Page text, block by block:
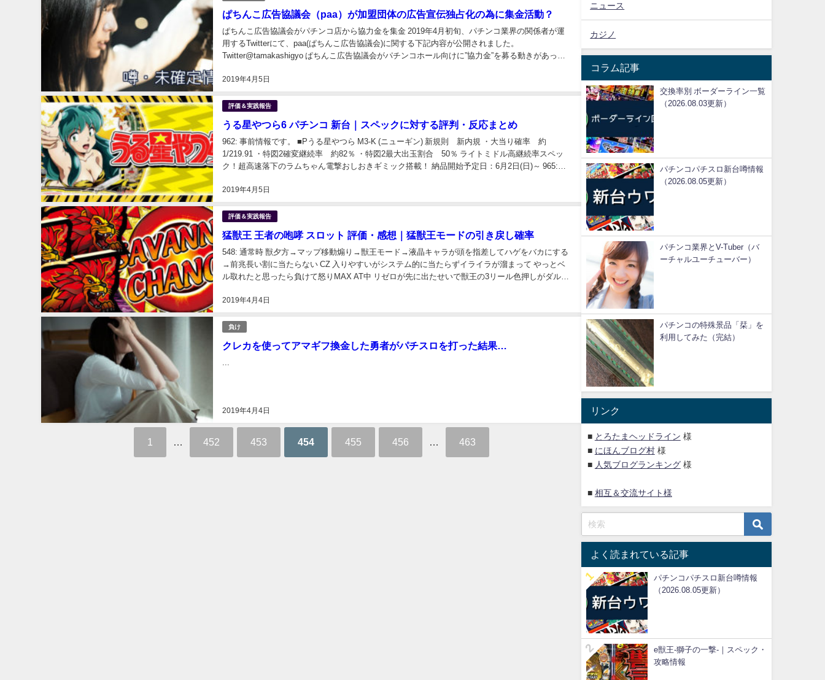
ぱちんこ広告協議会（paa）が加盟団体の広告宣伝独占化の為に集金活動？
2019年4月5日
ぱちんこ広告協議会がパチンコ店から協力金を集金 2019年4月初旬、パチンコ業界の関係者が運
用するTwitterにて、paa(ぱちんこ広告協議会)に関する下記内容が公開されました。
Twitter@tamakashigyo ぱちんこ広告協議会がパチンコホール向けに”協力金”を募る動きがあった
評価＆実践報告
うる星やつら6 パチンコ 新台｜スペックに対する評判・反応まとめ
2019年4月5日
962: 事前情報です。 ■Pうる星やつら M3-K (ニューギン) 新規則 新内規 ・大当り確率 約
1/219.91 ・特図2確変継続率 約82％ ・特図2最大出玉割合 50％ ライトミドル高継続率スペッ
ク！超高速落下のラムちゃん電撃おしおきギミック搭載！ 納品開始予定日：6月2日(日)～ 965:
評価＆実践報告
猛獣王 王者の咆哮 スロット 評価・感想｜猛獣王モードの引き戻し確率
2019年4月4日
548: 通常時 獣夕方→マップ移動煽り→獣王モード→液晶キャラが頭を指差してハゲをバカにする
→前兆長い割に当たらない CZ 入りやすいがシステム的に当たらずイライラが溜まって やっとベ
ル取れたと思ったら負けて怒りMAX AT中 リゼロが先に出たせいで獣王の3リール色押しがダルい
負け
クレカを使ってアマギフ換金した勇者がパチスロを打った結果…
2019年4月4日
1 452 453 454 455 456 463
ニュース
カジノ
コラム記事
交換率別 ボーダーライン一覧
（2026.08.03更新）
パチンコパチスロ新台噂情報
（2026.08.05更新）
パチンコ業界とV-Tuber（バ
ーチャルユーチューバー）
パチンコの特殊景品「栞」を
利用してみた（完結）
リンク
■ とろたまヘッドライン 様
■ にほんブログ村様
■ 人気ブログランキング様
■ 相互＆交流サイト様
よく読まれている記事
パチンコパチスロ新台噂情報
（2026.08.05更新）
e獣王-獅子の一撃-｜スペック・
攻略情報